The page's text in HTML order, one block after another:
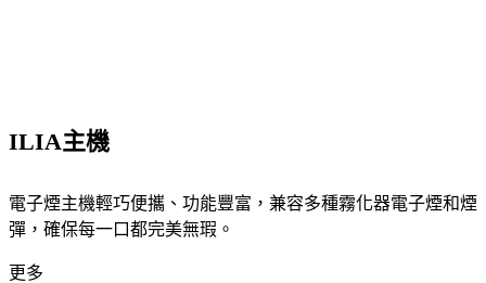
ILIA主機
電子煙主機輕巧便攜、功能豐富，兼容多種霧化器電子煙和煙
彈，確保每一口都完美無瑕。
更多